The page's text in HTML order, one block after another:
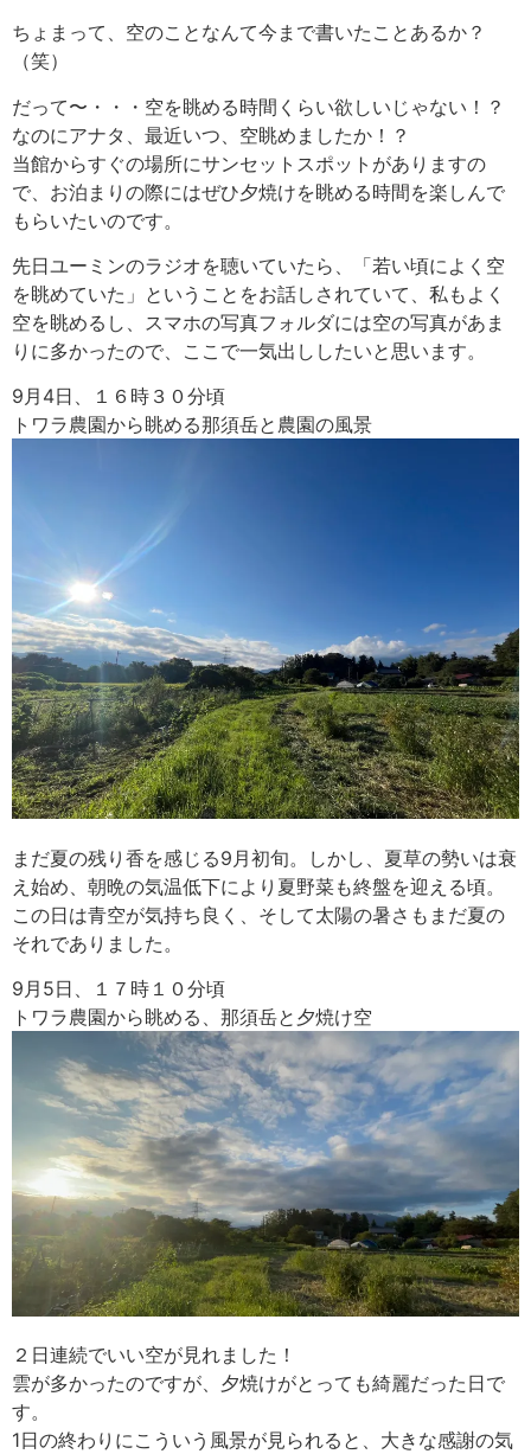
ちょまって、空のことなんて今まで書いたことあるか？
（笑）
だって〜・・・空を眺める時間くらい欲しいじゃない！？
なのにアナタ、最近いつ、空眺めましたか！？
当館からすぐの場所にサンセットスポットがありますの
で、お泊まりの際にはぜひ夕焼けを眺める時間を楽しんで
もらいたいのです。
先日ユーミンのラジオを聴いていたら、「若い頃によく空
を眺めていた」ということをお話しされていて、私もよく
空を眺めるし、スマホの写真フォルダには空の写真があま
りに多かったので、ここで一気出ししたいと思います。
9月4日、１６時３０分頃
トワラ農園から眺める那須岳と農園の風景
まだ夏の残り香を感じる9月初旬。しかし、夏草の勢いは衰
え始め、朝晩の気温低下により夏野菜も終盤を迎える頃。
この日は青空が気持ち良く、そして太陽の暑さもまだ夏の
それでありました。
9月5日、１７時１０分頃
トワラ農園から眺める、那須岳と夕焼け空
２日連続でいい空が見れました！
雲が多かったのですが、夕焼けがとっても綺麗だった日で
す。
1日の終わりにこういう風景が見られると、大きな感謝の気